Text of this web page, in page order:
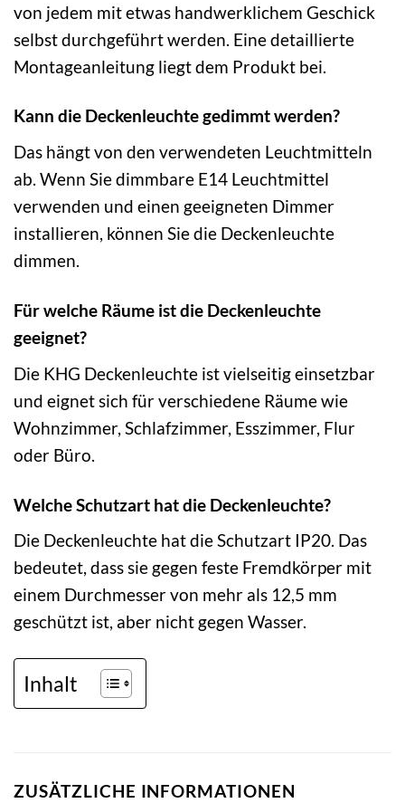
von jedem mit etwas handwerklichem Geschick
selbst durchgeführt werden. Eine detaillierte
Montageanleitung liegt dem Produkt bei.
Kann die Deckenleuchte gedimmt werden?
Das hängt von den verwendeten Leuchtmitteln
ab. Wenn Sie dimmbare E14 Leuchtmittel
verwenden und einen geeigneten Dimmer
installieren, können Sie die Deckenleuchte
dimmen.
Für welche Räume ist die Deckenleuchte
geeignet?
Die KHG Deckenleuchte ist vielseitig einsetzbar
und eignet sich für verschiedene Räume wie
Wohnzimmer, Schlafzimmer, Esszimmer, Flur
oder Büro.
Welche Schutzart hat die Deckenleuchte?
Die Deckenleuchte hat die Schutzart IP20. Das
bedeutet, dass sie gegen feste Fremdkörper mit
einem Durchmesser von mehr als 12,5 mm
geschützt ist, aber nicht gegen Wasser.
Inhalt
ZUSÄTZLICHE INFORMATIONEN